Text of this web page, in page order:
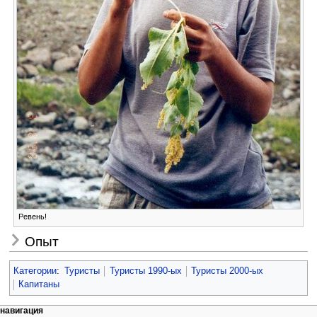
Ревень!
Опыт
Категории: Туристы Туристы 1990-ых
Туристы 2000-ых
Капитаны
Н
действия на странице
персональные инструменты
навигация